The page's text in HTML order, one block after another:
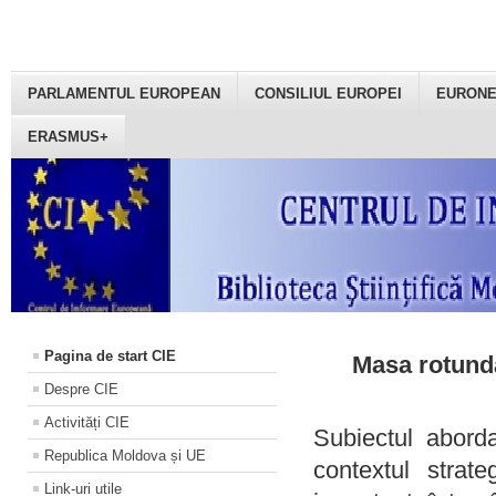
PARLAMENTUL EUROPEAN CONSILIUL EUROPEI
ERASMUS+
Pagina de start CIE
Despre CIE
Activități CIE
Republica Moldova și UE
Link-uri utile
Masa
Subiectul
contextul